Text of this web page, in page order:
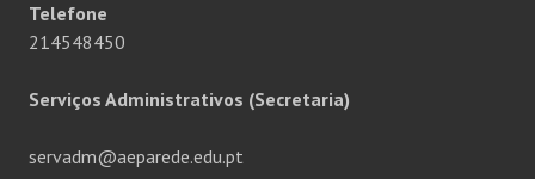
Telefone
214548450
Serviços Administrativos (Secretaria)
servadm@aeparede.edu.pt